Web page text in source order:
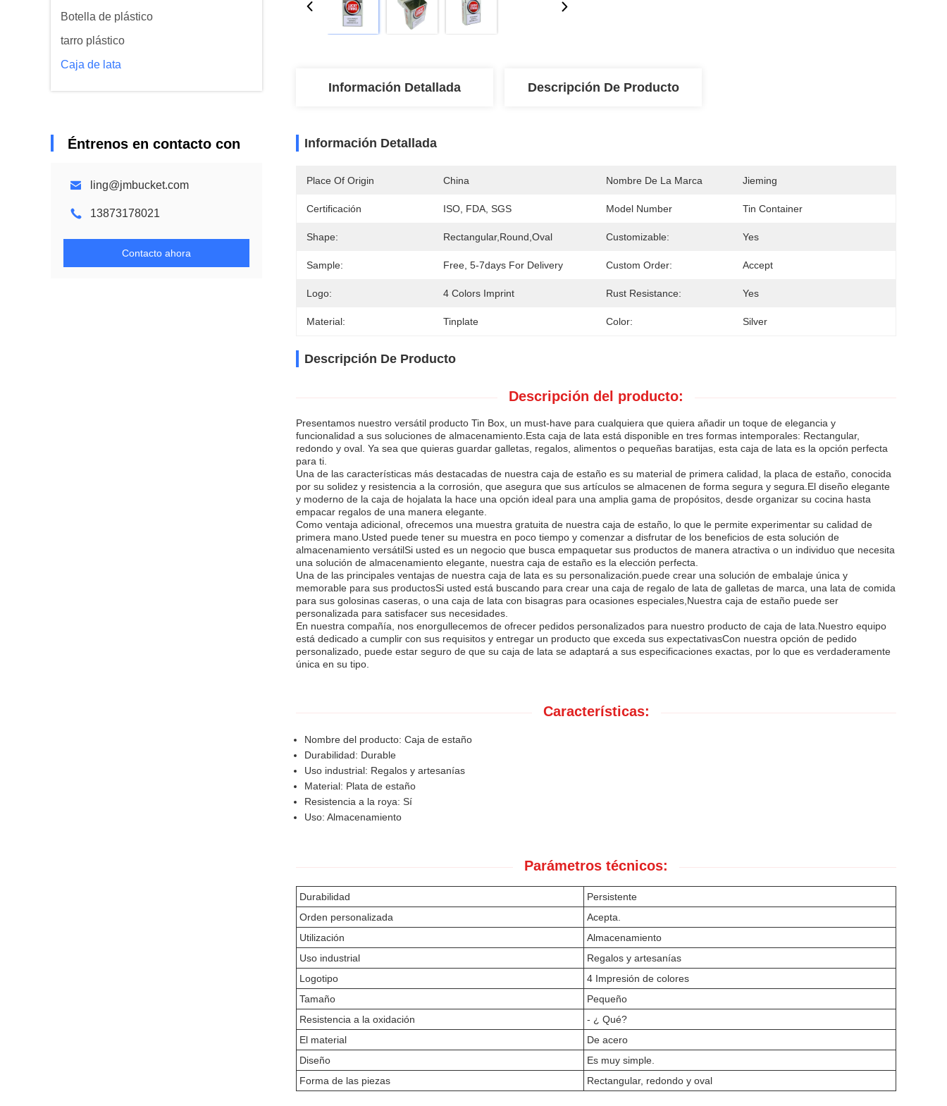
Botella de plástico
tarro plástico
Caja de lata
Éntrenos en contacto con
ling@jmbucket.com
13873178021
Contacto ahora
Información Detallada Descripción De Producto
Información Detallada
Place Of Origin China Nombre De La Marca Jieming
Certificación ISO, FDA, SGS Model Number Tin Container
Shape: Rectangular,Round,Oval Customizable: Yes
Sample: Free, 5-7days For Delivery Custom Order: Accept
Logo: 4 Colors Imprint Rust Resistance: Yes
Material: Tinplate Color: Silver
Descripción De Producto
Descripción del producto:
Presentamos nuestro versátil producto Tin Box, un must-have para cualquiera que quiera añadir un toque de elegancia y
funcionalidad a sus soluciones de almacenamiento.Esta caja de lata está disponible en tres formas intemporales: Rectangular,
redondo y oval. Ya sea que quieras guardar galletas, regalos, alimentos o pequeñas baratijas, esta caja de lata es la opción perfecta
para ti.
Una de las características más destacadas de nuestra caja de estaño es su material de primera calidad, la placa de estaño, conocida
por su solidez y resistencia a la corrosión, que asegura que sus artículos se almacenen de forma segura y segura.El diseño elegante
y moderno de la caja de hojalata la hace una opción ideal para una amplia gama de propósitos, desde organizar su cocina hasta
empacar regalos de una manera elegante.
Como ventaja adicional, ofrecemos una muestra gratuita de nuestra caja de estaño, lo que le permite experimentar su calidad de
primera mano.Usted puede tener su muestra en poco tiempo y comenzar a disfrutar de los beneficios de esta solución de
almacenamiento versátilSi usted es un negocio que busca empaquetar sus productos de manera atractiva o un individuo que necesita
una solución de almacenamiento elegante, nuestra caja de estaño es la elección perfecta.
Una de las principales ventajas de nuestra caja de lata es su personalización.puede crear una solución de embalaje única y
memorable para sus productosSi usted está buscando para crear una caja de regalo de lata de galletas de marca, una lata de comida
para sus golosinas caseras, o una caja de lata con bisagras para ocasiones especiales,Nuestra caja de estaño puede ser
personalizada para satisfacer sus necesidades.
En nuestra compañía, nos enorgullecemos de ofrecer pedidos personalizados para nuestro producto de caja de lata.Nuestro equipo
está dedicado a cumplir con sus requisitos y entregar un producto que exceda sus expectativasCon nuestra opción de pedido
personalizado, puede estar seguro de que su caja de lata se adaptará a sus especificaciones exactas, por lo que es verdaderamente
única en su tipo.
Características:
Nombre del producto: Caja de estaño
Durabilidad: Durable
Uso industrial: Regalos y artesanías
Material: Plata de estaño
Resistencia a la roya: Sí
Uso: Almacenamiento
Parámetros técnicos:
Durabilidad
Persistente
Orden personalizada
Acepta.
Utilización
Almacenamiento
Uso industrial
Regalos y artesanías
Logotipo
4 Impresión de colores
Tamaño
Pequeño
Resistencia a la oxidación
- ¿ Qué?
El material
De acero
Diseño
Es muy simple.
Forma de las piezas
Rectangular, redondo y oval